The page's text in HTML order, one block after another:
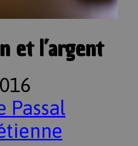
et l’argent
Passal